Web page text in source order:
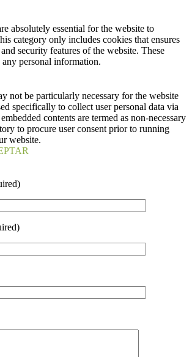
absolutely essential for the website to
category only includes cookies that ensures
security features of the website. These
personal information.
not be particularly necessary for the website
specifically to collect user personal data via
contents are termed as non-necessary
to procure user consent prior to running
website.